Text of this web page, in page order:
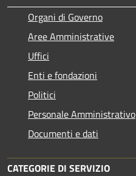
Organi di Governo
Aree Amministrative
Uffici
Enti e fondazioni
Politici
Personale Amministrativo
Documenti e dati
CATEGORIE DI SERVIZIO